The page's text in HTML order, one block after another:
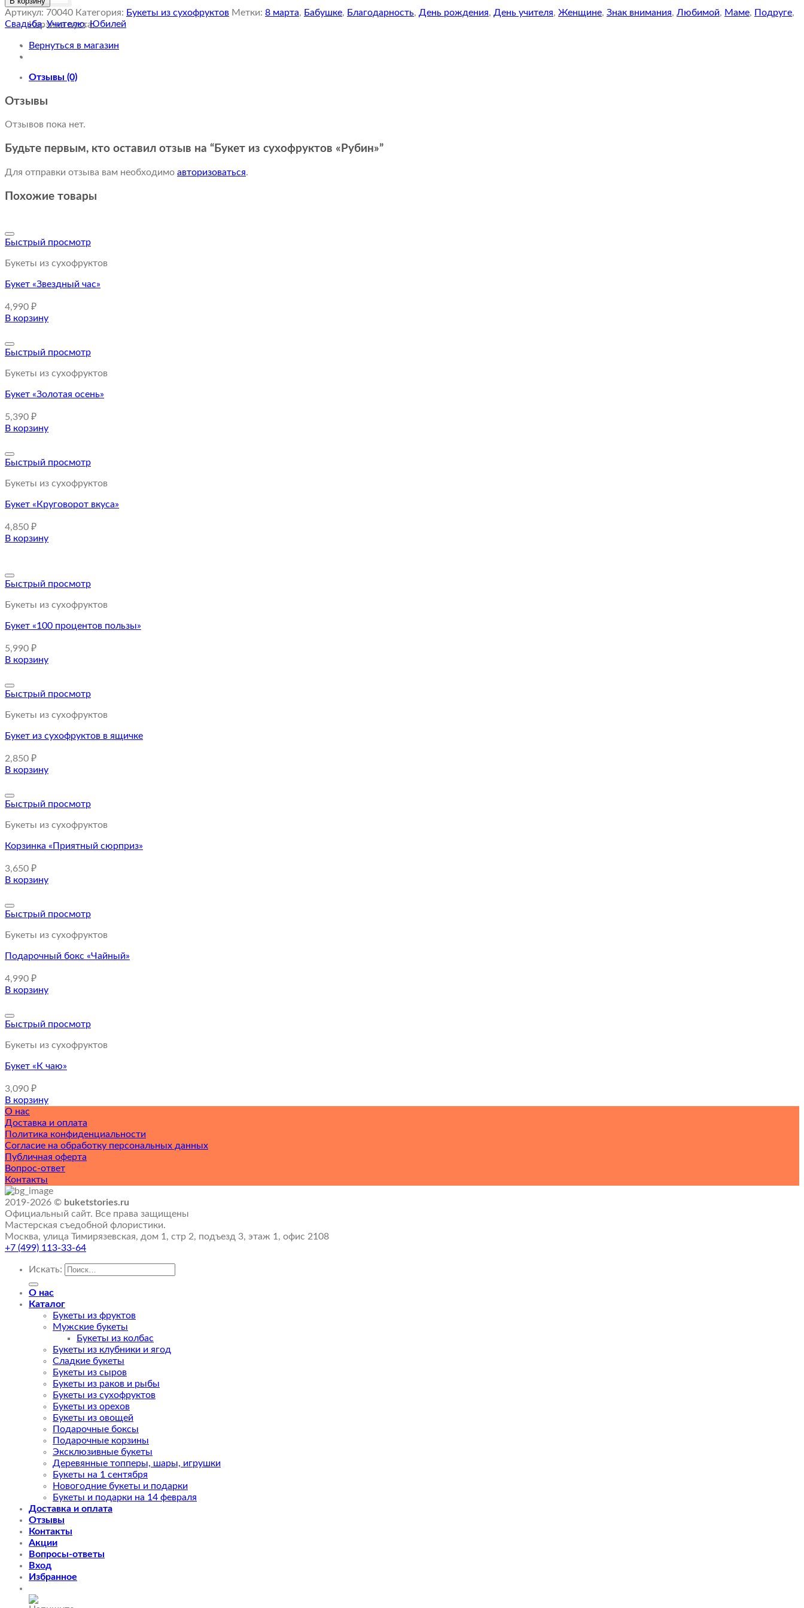
Корзина пуста.
Вернуться в магазин
Артикул: 70040 Категория: Букеты из сухофруктов Метки: 8 марта, Бабушке, Благодарность, День рождения, День учителя, Женщине, Знак внимания, Любимой, Маме, Подруге,
Свадьба,Учителю,Юбилей
Отзывы (0)
Отзывы
Отзывов пока нет.
Будьте первым, кто оставил отзыв на “Букет из сухофруктов «Рубин»”
Для отправки отзыва вам необходимо авторизоваться.
Похожие товары
Быстрый просмотр
Букеты из сухофруктов
Букет «Звездный час»
4,990 ₽
В корзину
Быстрый просмотр
Букеты из сухофруктов
Букет «Золотая осень»
5,390 ₽
В корзину
Быстрый просмотр
Букеты из сухофруктов
Букет «Круговорот вкуса»
4,850 ₽
В корзину
Быстрый просмотр
Букеты из сухофруктов
Букет «100 процентов пользы»
5,990 ₽
В корзину
Быстрый просмотр
Букеты из сухофруктов
Букет из сухофруктов в ящичке
2,850 ₽
В корзину
Быстрый просмотр
Букеты из сухофруктов
Корзинка «Приятный сюрприз»
3,650 ₽
В корзину
Быстрый просмотр
Букеты из сухофруктов
Подарочный бокс «Чайный»
4,990 ₽
В корзину
Быстрый просмотр
Букеты из сухофруктов
Букет «К чаю»
3,090 ₽
В корзину
О нас
Доставка и оплата
Политика конфиденциальности
Согласие на обработку персональных данных
Публичная оферта
Вопрос-ответ
Контакты
2019-2026 © buketstories.ru
Официальный сайт. Все права защищены
Мастерская съедобной флористики.
Москва, улица Тимирязевская, дом 1, стр 2, подъезд 3, этаж 1, офис 2108
+7 (499) 113-33-64
Искать:
О нас
Каталог
Букеты из фруктов
Мужские букеты
Букеты из колбас
Букеты из клубники и ягод
Сладкие букеты
Букеты из сыров
Букеты из раков и рыбы
Букеты из сухофруктов
Букеты из орехов
Букеты из овощей
Подарочные боксы
Подарочные корзины
Эксклюзивные букеты
Деревянные топперы, шары, игрушки
Букеты на 1 сентября
Новогодние букеты и подарки
Букеты и подарки на 14 февраля
Доставка и оплата
Отзывы
Контакты
Акции
Вопросы-ответы
Вход
Избранное